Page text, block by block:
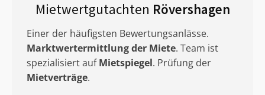
Mietwertgutachten Rövershagen
Einer der häufigsten Bewertungsanlässe.
Marktwertermittlungder Miete. Team ist
spezialisiert aufMietspiegel. Prüfung der
Mietverträge.